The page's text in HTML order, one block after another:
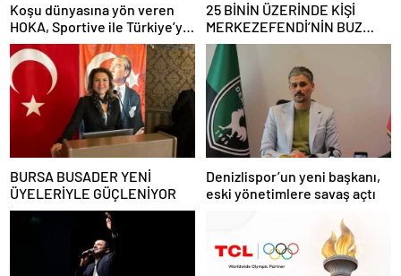
Koşu dünyasına yön veren
HOKA, Sportive ile Türkiye’ye
geldi!
25 BİNİN ÜZERİNDE KİŞİ
MERKEZEFENDİ’NİN BUZ
PATENİPİSTİNDEYDİ
BURSA BUSADER YENİ
ÜYELERİYLE GÜÇLENİYOR
Denizlispor’un yeni başkanı,
eski yönetimlere savaş açtı